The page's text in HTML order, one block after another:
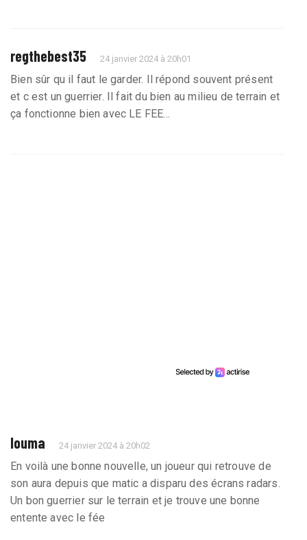
regthebest35 24 janvier 2024 à 20h01
Bien sûr qu il faut le garder. Il répond souvent présent
et c est un guerrier. Il fait du bien au milieu de terrain et
ça fonctionne bien avec LE FEE...
louma 24 janvier 2024 à 20h02
En voilà une bonne nouvelle, un joueur qui retrouve de
son aura depuis que matic a disparu des écrans radars.
Un bon guerrier sur le terrain et je trouve une bonne
entente avec le fée